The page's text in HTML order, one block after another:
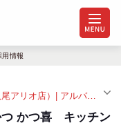
用情報
キッチンスタッフ（しゃぶかつ かつ喜 八尾アリオ店）| アルバイト・パート求人（近鉄八尾駅）
つ かつ喜 キッチン